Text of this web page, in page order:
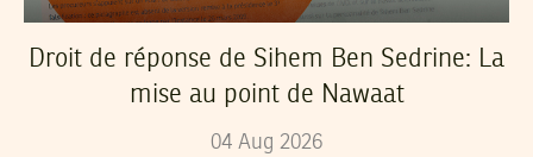
Droit de réponse de Sihem Ben Sedrine: La
mise au point de Nawaat
04 Aug 2026